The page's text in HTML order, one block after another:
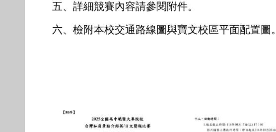
五、詳細競賽內容請參閱附件。
六、檢附本校交通路線圖與寶文校區平面配置圖。